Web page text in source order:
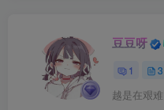
豆豆呀
1
越是在艰